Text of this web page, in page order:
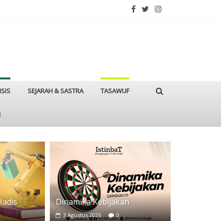
SEJARAH & SASTRA TASAWUF
Dinamika Kebijakan
3 Agustus 2026 0